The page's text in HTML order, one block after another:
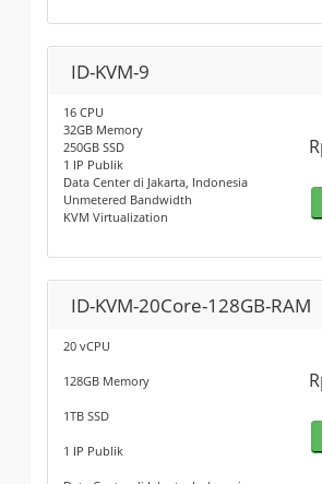
ID-KVM-9
16 CPU
32GB Memory
250GB SSD
1 IP Publik
Data Center di Jakarta, Indonesia
Unmetered Bandwidth
KVM Virtualization
ID-KVM-20Core-128GB-RAM
20 vCPU
128GB Memory
1TB SSD
1 IP Publik